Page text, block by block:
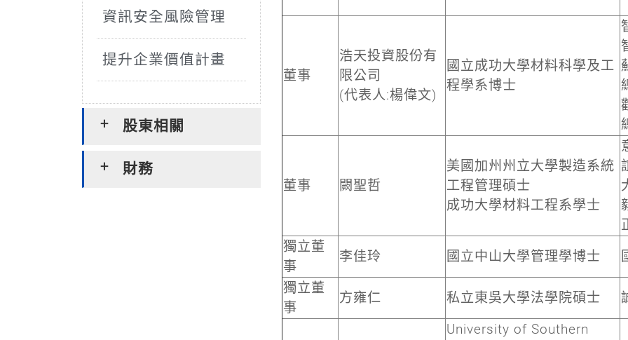
資訊安全風險管理
提升企業價值計畫
股東相關
財務
董事
浩天投資股份有
限公司
(代表人:楊偉文)
國立成功大學材料科學及工
程學系博士
董事 闕聖哲
美國加州州立大學製造系統
工程管理碩士
成功大學材料工程系學士
獨立董
事
李佳玲 國立中山大學管理學博士
獨立董
事
方雍仁 私立東吳大學法學院碩士
University of Southern